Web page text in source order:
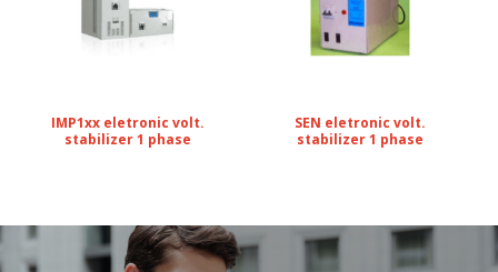
IMP1xx eletronic volt.
stabilizer 1 phase
SEN eletronic volt.
stabilizer 1 phase